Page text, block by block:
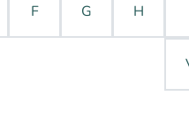
F G H